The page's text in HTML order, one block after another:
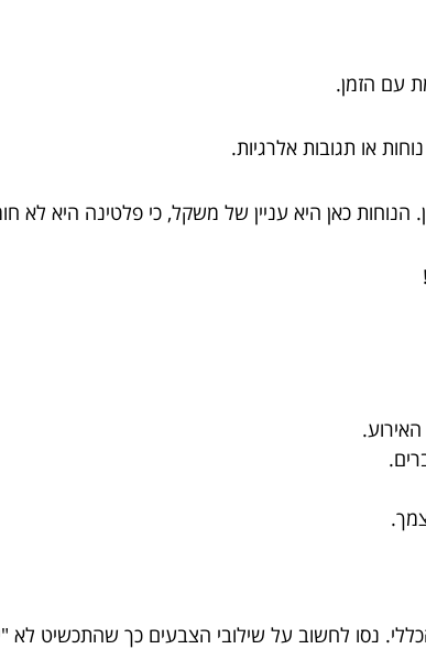
או תגובות אלרגיות.
כאן היא עניין של משקל, כי פלטינה היא לא
נסו לחשוב על שילובי הצבעים כך שהתכשיט לא